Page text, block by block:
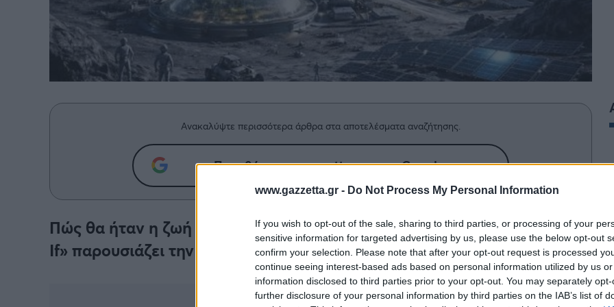
www.gazzetta.gr - Do Not Process My Personal Information
If you wish to opt-out of the sale, sharing to third parties, or processing of your
sensitive information for targeted advertising by us, please use the below opt-out
confirm your selection. Please note that after your opt-out request is processed
continue seeing interest-based ads based on personal information utilized by us
information disclosed to third parties prior to your opt-out. You may separately
further disclosure of your personal information by third parties on the IAB’s list of
Ανακαλύψτε περισσότερα άρθρα στα αποτελέσματα αναζήτησης.
Προσθήκη του gazzetta.gr στην Google
Πώς θα ήταν η ζωή στη Σελήνη το 2126; Το διαδικτυακό κανάλι «What
If» παρουσιάζει την καθημερινότητα στην διαστημική πόλη Luna Prime.